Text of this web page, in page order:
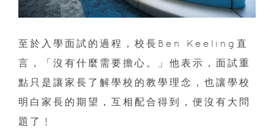
至於入學面試的過程，校長Ben Keeling直
言，「沒有什麼需要擔心。」他表示，面試重
點只是讓家長了解學校的教學理念，也讓學校
明白家長的期望，互相配合得到，便沒有大問
題了﹗